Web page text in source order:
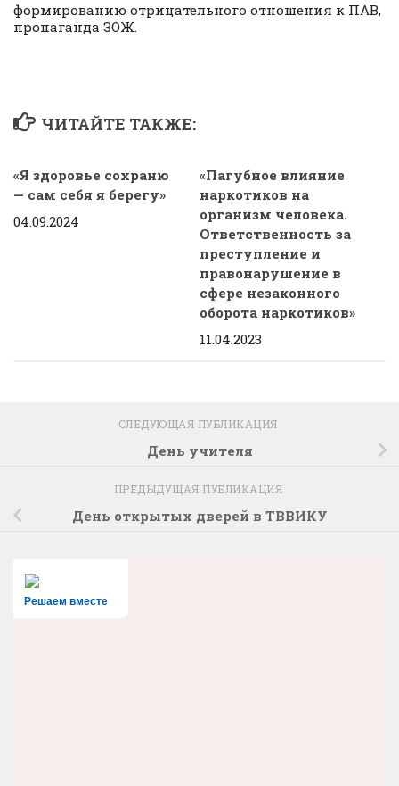
формированию отрицательного отношения к ПАВ,
пропаганда ЗОЖ.
ЧИТАЙТЕ ТАКЖЕ:
«Я здоровье сохраню
— сам себя я берегу»
04.09.2024
«Пагубное влияние
наркотиков на
организм человека.
Ответственность за
преступление и
правонарушение в
сфере незаконного
оборота наркотиков»
11.04.2023
СЛЕДУЮЩАЯ ПУБЛИКАЦИЯ
День учителя
ПРЕДЫДУЩАЯ ПУБЛИКАЦИЯ
День открытых дверей в ТВВИКУ
Решаем вместе